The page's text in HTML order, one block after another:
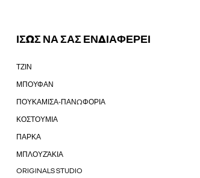
ΙΣΩΣ ΝΑ ΣΑΣ ΕΝΔΙΑΦΕΡΕΙ
ΤΖΙΝ
ΜΠΟΥΦΑΝ
ΠΟΥΚΑΜΙΣΑ-ΠΑΝΩΦΟΡΙΑ
ΚΟΣΤΟΥΜΙΑ
ΠΑΡΚΑ
ΜΠΛΟΥΖΆΚΙΑ
ORIGINALS STUDIO